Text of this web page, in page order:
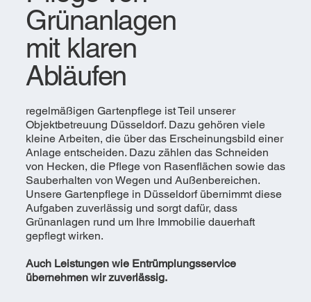
Grünanlagen
mit klaren
Abläufen
regelmäßigen Gartenpflege ist Teil unserer
Objektbetreuung Düsseldorf. Dazu gehören viele
kleine Arbeiten, die über das Erscheinungsbild einer
Anlage entscheiden. Dazu zählen das Schneiden
von Hecken, die Pflege von Rasenflächen sowie das
Sauberhalten von Wegen und Außenbereichen.
Unsere Gartenpflege in Düsseldorf übernimmt diese
Aufgaben zuverlässig und sorgt dafür, dass
Grünanlagen rund um Ihre Immobilie dauerhaft
gepflegt wirken.
Auch Leistungen wie Entrümplungsservice
übernehmen wir zuverlässig.